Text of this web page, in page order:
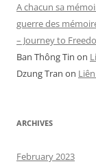
A chacun sa
guerre des
– Journey to
Ban Thông Tin on
Dzung Tran on
ARCHIVES
February 2023